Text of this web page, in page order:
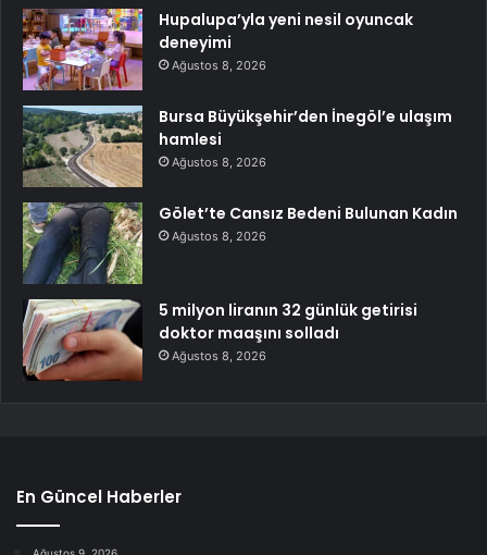
Hupalupa’yla yeni nesil oyuncak
deneyimi
Ağustos 8, 2026
Bursa Büyükşehir’den İnegöl’e ulaşım
hamlesi
Ağustos 8, 2026
Gölet’te Cansız Bedeni Bulunan Kadın
Ağustos 8, 2026
5 milyon liranın 32 günlük getirisi
doktor maaşını solladı
Ağustos 8, 2026
En Güncel Haberler